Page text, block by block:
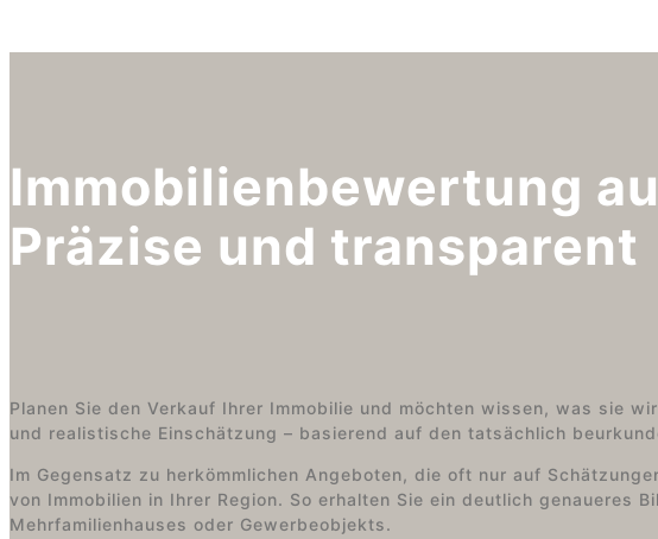
Immobilienbewertung
Präzise und transparent
Planen Sie den Verkauf Ihrer Immobilie und möchten wissen, was sie
und realistische Einschätzung – basierend auf den tatsächlich
Im Gegensatz zu herkömmlichen Angeboten, die oft nur auf
von Immobilien in Ihrer Region. So erhalten Sie ein deutlich genaueres
Mehrfamilienhauses oder Gewerbeobjekts.